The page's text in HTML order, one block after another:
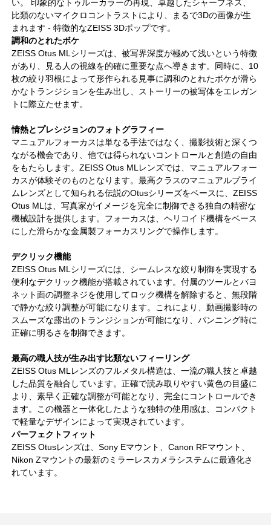
い。 印象的なトゥルーカラーの再現、卓越したシャープネス、
比類のないマイクロコントラストにより、まるで3Dの画像が生
まれます ‐ 特徴的なZEISS 3Dポップです。
調和のとれたボケ
ZEISS Otus MLシリーズは、被写界深度が極めて浅いという特徴
があり、見る人の視線を的確に重要な点へ導きます。同時に、10
枚の絞り羽根によって形作られる見事に調和のとれたボケが滑ら
かなトランジションを生み出し、ストーリーの被写体をエレガン
トに際立たせます。
情熱とプレシジョンのフォトグラフィー
マニュアルフォーカスは単なる手法ではなく、撮影技術と深くつ
ながる機会であり、他では得られないコントロールと創造の自由
をもたらします。ZEISS Otus MLレンズでは、マニュアルフォー
カスが体験そのものとなります。最高クラスのマニュアルプライ
ムレンズとして知られる伝説のOtusシリーズをベースに、ZEISS
Otus MLは、写真家がイメージを完全に制御できる独自の精密な
機械設計を提供します。フォーカスは、ヘリコイド機構をベース
にした滑らかな金属製フォーカスリングで操作します。
デクリック機能
ZEISS Otus MLシリーズには、シームレスな絞り制御を実現する
便利なデクリック機能が搭載されています。付属のツールとバヨ
ネット面の調整ネジを使用してロック機構を解除すると、無段階
で静かな絞り調整が可能になります。これにより、動画撮影時の
スムーズな露出のトランジションが可能になり、パンニング時に
正確に明るさを制御できます。
最高の職人技が生み出す比類ないフィーリング
ZEISS Otus MLレンズのフルメタル構造は、一流の職人技と卓越
した品質を融合しています。正確で読み取りやすい黄色の目盛に
より、素早く正確な調整が可能となり、完全にコントロールでき
ます。この機器と一体化したような独特の使用感は、コンパクト
で軽量なデザインによって実現されています。
パーフェクトフィット
ZEISS Otusレンズは、Sony Eマウント、Canon RFマウント、
Nikon Zマウントの最新のミラーレスカメラシステムに最適化さ
れています。